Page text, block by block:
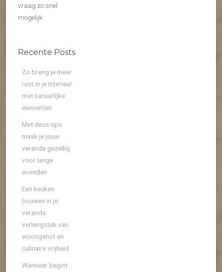
vraag zo snel
mogelijk.
Recente Posts
Zo breng je meer
rust in je interieur
met natuurlijke
elementen
Met deze tips
maak je jouw
veranda gezellig
voor lange
avonden
Een keuken
bouwen in je
veranda:
verlengstuk van
woongenot en
culinaire vrijheid
Wanneer begint